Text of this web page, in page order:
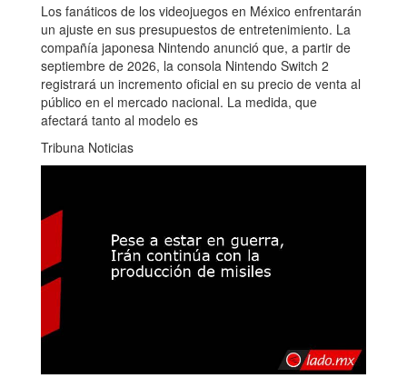
Los fanáticos de los videojuegos en México enfrentarán
un ajuste en sus presupuestos de entretenimiento. La
compañía japonesa Nintendo anunció que, a partir de
septiembre de 2026, la consola Nintendo Switch 2
registrará un incremento oficial en su precio de venta al
público en el mercado nacional. La medida, que
afectará tanto al modelo es
Tribuna Noticias